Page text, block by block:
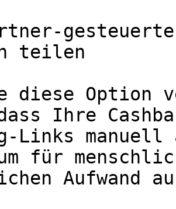
teilen
diese Option
Ihre
Links manuell
für
Aufwand